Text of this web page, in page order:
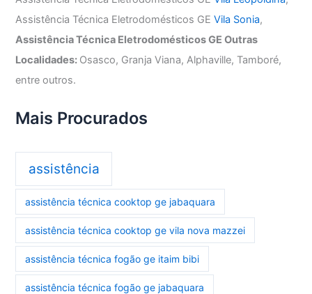
Assistência Técnica Eletrodomésticos GEVila Sonia,
Assistência Técnica Eletrodomésticos GE Outras
Localidades: Osasco, Granja Viana, Alphaville, Tamboré,
entre outros.
Mais Procurados
assistência
assistência técnica cooktop ge jabaquara
assistência técnica cooktop ge vila nova mazzei
assistência técnica fogão ge itaim bibi
assistência técnica fogão ge jabaquara